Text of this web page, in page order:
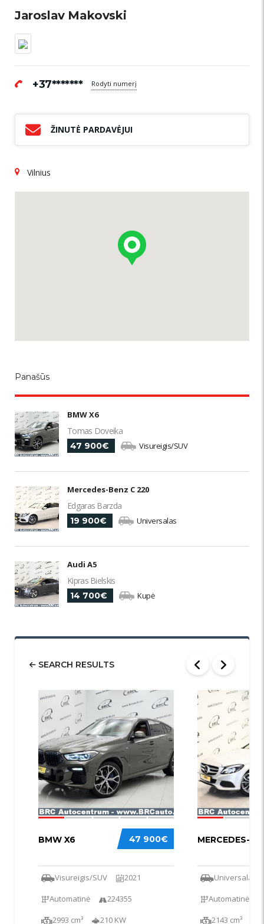
Jaroslav Makovski
+37******* Rodyti numerį
ŽINUTĖ PARDAVĖJUI
Vilnius
Panašūs
BMW X6
Tomas Doveika
47 900€ Visureigis/SUV
Mercedes-Benz C 220
Edgaras Barzda
19 900€ Universalas
Audi A5
Kipras Bielskis
14 700€ Kupė
SEARCH RESULTS
58
47 900€
BMW X6
Visureigis/SUV
2021
Automatinė
224355
2993 cm³
210 KW
52
MERCEDES-
Universalas
Automatinė
2143 cm³